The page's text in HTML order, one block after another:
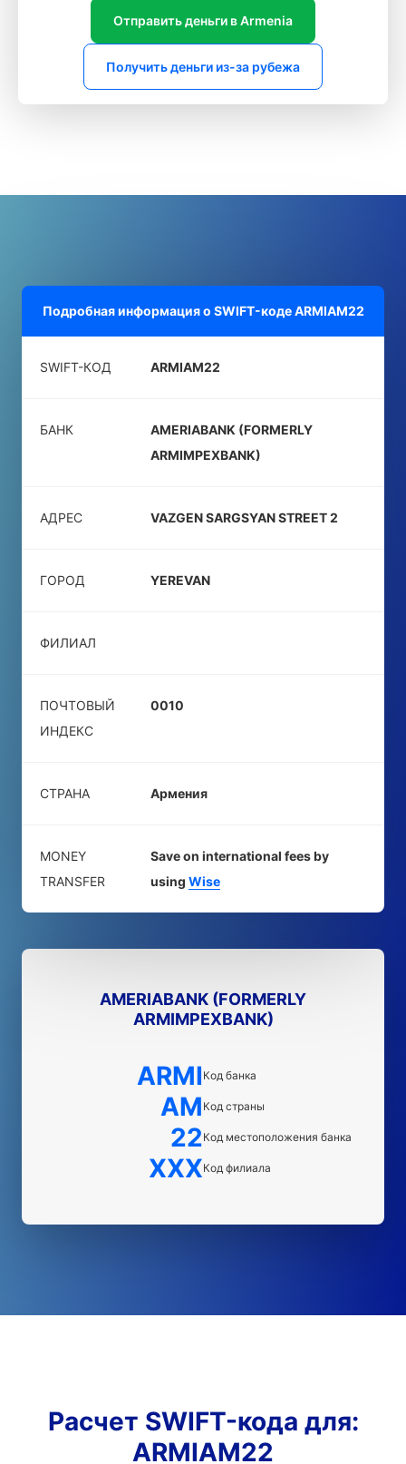
Отправить деньги в Armenia
Получить деньги из-за рубежа
Подробная информация о SWIFT-кодеARMIAM22
SWIFT-КОД ARMIAM22
БАНК
AMERIABANK (FORMERLY
ARMIMPEXBANK)
АДРЕС VAZGEN SARGSYAN STREET 2
ГОРОД YEREVAN
ФИЛИАЛ
ПОЧТОВЫЙ
ИНДЕКС
0010
СТРАНА Армения
MONEY
TRANSFER
Save on international fees by
using Wise
AMERIABANK (FORMERLY
ARMIMPEXBANK)
ARMI Код банка
AM Код страны
22Код местоположения банка
XXXКод филиала
Расчет SWIFT-кода для:
ARMIAM22